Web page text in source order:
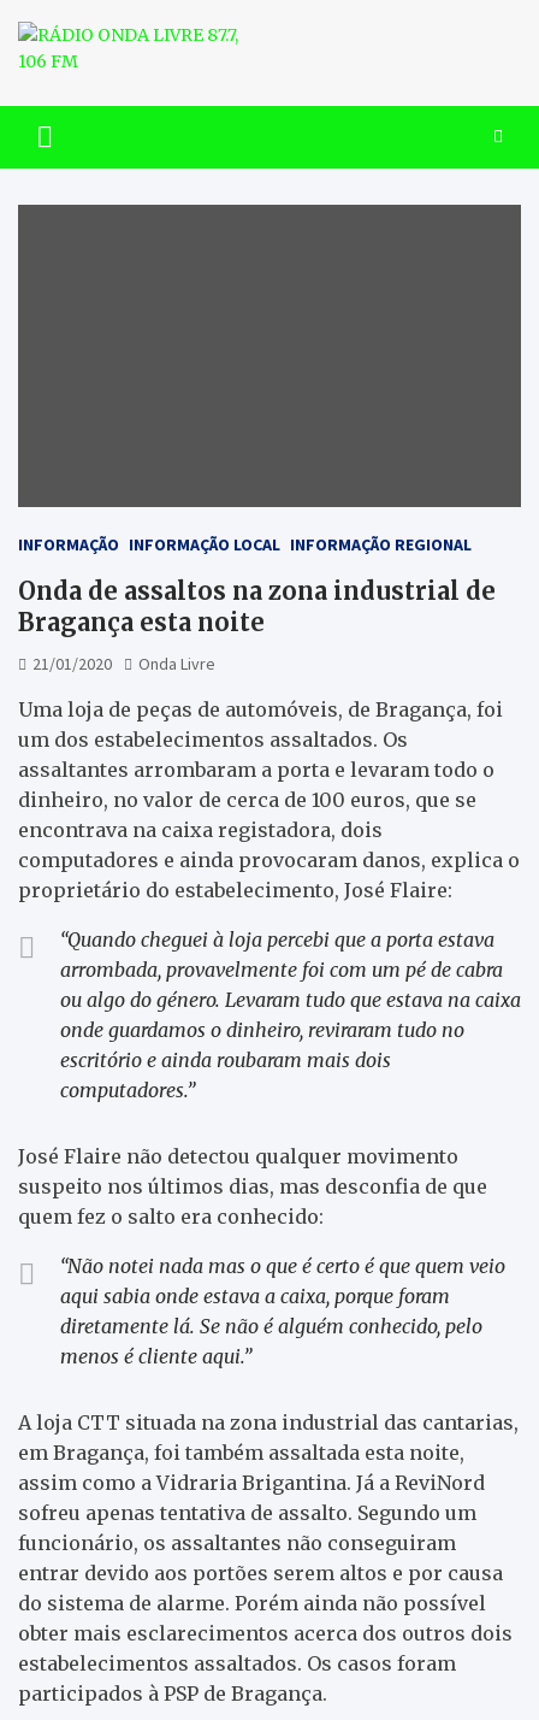
content
RÁDIO ONDA LIVRE 87.7, 106
FM
INFORMAÇÃO INFORMAÇÃO LOCAL INFORMAÇÃO REGIONAL
Onda de assaltos na zona industrial de
Bragança esta noite
21/01/2020 Onda Livre
Uma loja de peças de automóveis, de Bragança, foi
um dos estabelecimentos assaltados. Os
assaltantes arrombaram a porta e levaram todo o
dinheiro, no valor de cerca de 100 euros, que se
encontrava na caixa registadora, dois
computadores e ainda provocaram danos, explica o
proprietário do estabelecimento, José Flaire:
“Quando cheguei à loja percebi que a porta estava
arrombada, provavelmente foi com um pé de cabra
ou algo do género. Levaram tudo que estava na caixa
onde guardamos o dinheiro, reviraram tudo no
escritório e ainda roubaram mais dois
computadores.”
José Flaire não detectou qualquer movimento
suspeito nos últimos dias, mas desconfia de que
quem fez o salto era conhecido:
“Não notei nada mas o que é certo é que quem veio
aqui sabia onde estava a caixa, porque foram
diretamente lá. Se não é alguém conhecido, pelo
menos é cliente aqui.”
A loja CTT situada na zona industrial das cantarias,
em Bragança, foi também assaltada esta noite,
assim como a Vidraria Brigantina. Já a ReviNord
sofreu apenas tentativa de assalto. Segundo um
funcionário, os assaltantes não conseguiram
entrar devido aos portões serem altos e por causa
do sistema de alarme. Porém ainda não possível
obter mais esclarecimentos acerca dos outros dois
estabelecimentos assaltados. Os casos foram
participados à PSP de Bragança.